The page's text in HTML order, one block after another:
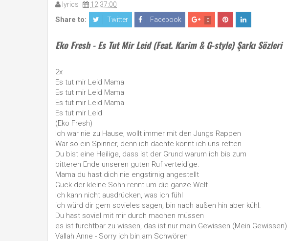
lyrics 12:37:00
Share to: Twitter Facebook 0
Eko Fresh - Es Tut Mir Leid (Feat. Karim & G-style) Şarkı Sözleri
2x
Es tut mir Leid Mama
Es tut mir Leid Mama
Es tut mir Leid Mama
Es tut mir Leid
(Eko Fresh)
Ich war nie zu Hause, wollt immer mit den Jungs Rappen
War so ein Spinner, denn ich dachte könnt ich uns retten
Du bist eine Heilige, dass ist der Grund warum ich bis zum
bitteren Ende unseren guten Ruf verteidige.
Mama du hast dich nie engstirnig angestellt
Guck der kleine Sohn rennt um die ganze Welt
Ich kann nicht ausdrücken, was ich fühl
ich würd dir gern sovieles sagen, bin nach außen hin aber kühl.
Du hast soviel mit mir durch machen müssen
es ist furchtbar zu wissen, das ist nur mein Gewissen (Mein Gewissen)
Vallah Anne - Sorry ich bin am Schwören